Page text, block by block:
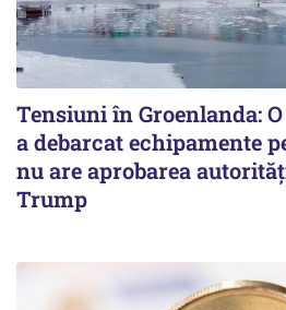
Tensiuni în Groenlanda:
a debarcat echipamente
nu are aprobarea
Trump